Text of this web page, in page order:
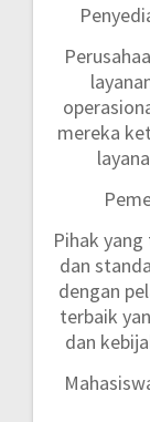
mereka
Pihak
dan
dengan
terbaik
dan